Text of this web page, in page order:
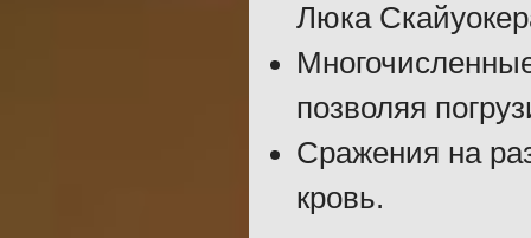
Люка
позволяя
Сражения на
кровь.